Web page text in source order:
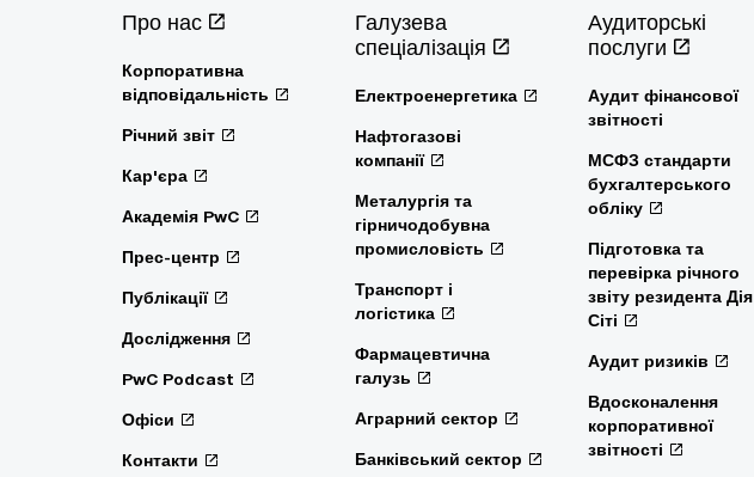
Про нас
Корпоративна
відповідальність
Річний звіт
Кар'єра
Академія PwC
Прес-центр
Публікації
Дослідження
PwC Podcast
Офіси
Контакти
Галузева
спеціалізація
Електроенергетика
Нафтогазові
компанії
Металургія та
гірничодобувна
промисловість
Транспорт і
логістика
Фармацевтична
галузь
Аграрний сектор
Банківський сектор
Аудиторські
послуги
Аудит фінансової
звітності
МСФЗ стандарти
бухгалтерського
обліку
Підготовка та
перевірка річного
звіту резидента Дія
Сіті
Аудит ризиків
Вдосконалення
корпоративної
звітності